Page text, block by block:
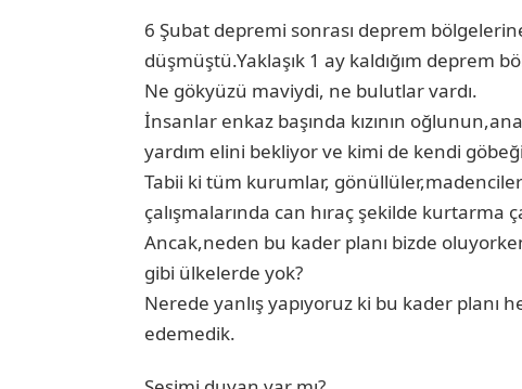
6 Şubat depremi sonrası deprem
düşmüştü.Yaklaşık 1 ay kaldığım deprem
Ne gökyüzü maviydi, ne bulutlar vardı.
İnsanlar enkaz başında kızının
yardım elini bekliyor ve kimi de kendi
Tabii ki tüm kurumlar,
çalışmalarında can hıraç şekilde kurtarma
Ancak,neden bu kader planı bizde
gibi ülkelerde yok?
Nerede yanlış yapıyoruz ki bu kader planı
edemedik.